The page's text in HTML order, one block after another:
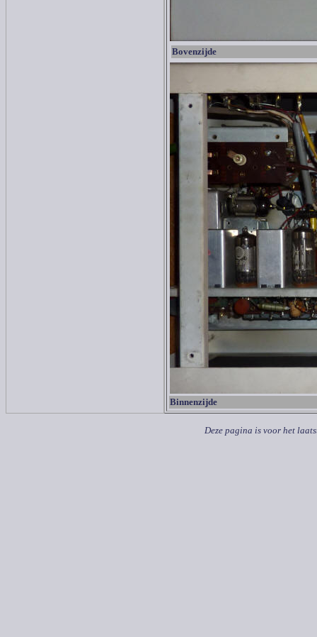
Bovenzijde
Binnenzijde
Deze pagina is voor het